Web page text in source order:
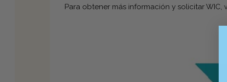
Para obtener más información y solicitar WIC,